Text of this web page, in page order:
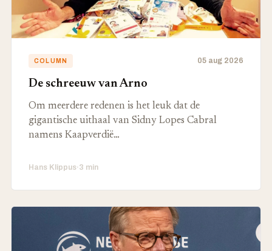
COLUMN 05 aug 2026
De schreeuw van Arno
Om meerdere redenen is het leuk dat de
gigantische uithaal van Sidny Lopes Cabral
namens Kaapverdië…
Hans Klippus·3 min